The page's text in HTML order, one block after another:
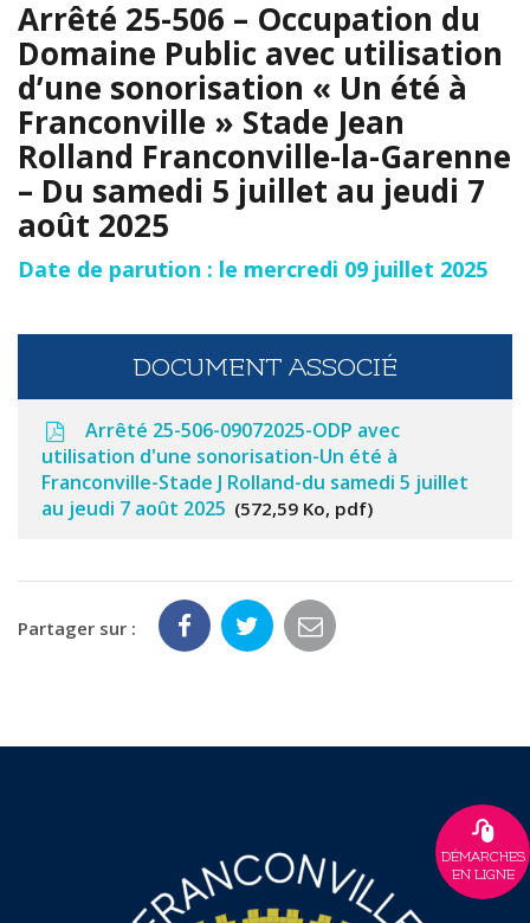
Arrêté 25-506 – Occupation du
Domaine Public avec utilisation
d’une sonorisation « Un été à
Franconville » Stade Jean
Rolland Franconville-la-Garenne
– Du samedi 5 juillet au jeudi 7
août 2025
Date de parution : le mercredi 09 juillet 2025
DOCUMENT ASSOCIÉ
Arrêté 25-506-09072025-ODP avec
utilisation d'une sonorisation-Un été à
Franconville-Stade J Rolland-du samedi 5 juillet
au jeudi 7 août 2025
572,59 Ko, pdf
Partager sur :
DÉMARCHES
EN LIGNE